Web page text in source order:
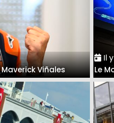
Viñales
Il
Le